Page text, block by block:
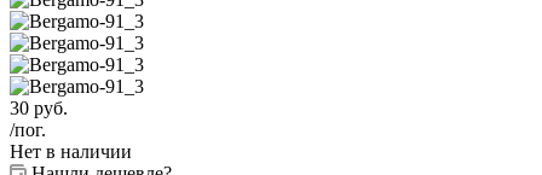
30 руб.
/пог.
Нет в наличии